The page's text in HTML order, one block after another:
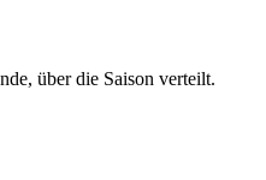
über die Saison verteilt.